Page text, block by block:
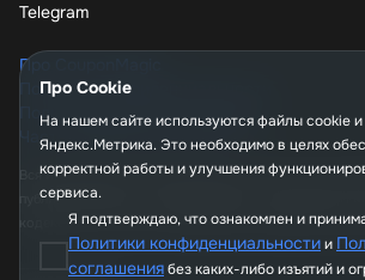
Telegram
Про CouponMagic
Политика конфиденциальности
Пользовательское соглашение
Часто задаваемые вопросы
Вся информация, опубликованная на сайте
публичной офертой, определяемой положениями
кодекса РФ, и носит исключительно справочный
Про Cookie
На нашем сайте используются файлы сookie и
Яндекс.Метрика. Это необходимо в целях
корректной работы и улучшения
сервиса.
Я подтверждаю, что ознакомлен и
Политики конфиденциальностии
соглашениябез каких-либо изъятий и